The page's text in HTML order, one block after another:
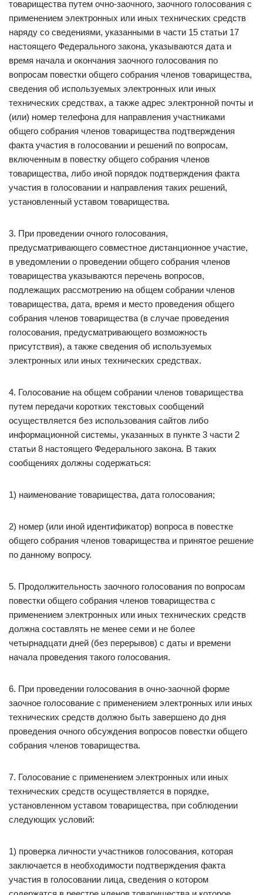
товарищества путем очно-заочного, заочного голосования с
применением электронных или иных технических средств
наряду со сведениями, указанными в части 15 статьи 17
настоящего Федерального закона, указываются дата и
время начала и окончания заочного голосования по
вопросам повестки общего собрания членов товарищества,
сведения об используемых электронных или иных
технических средствах, а также адрес электронной почты и
(или) номер телефона для направления участниками
общего собрания членов товарищества подтверждения
факта участия в голосовании и решений по вопросам,
включенным в повестку общего собрания членов
товарищества, либо иной порядок подтверждения факта
участия в голосовании и направления таких решений,
установленный уставом товарищества.
3. При проведении очного голосования,
предусматривающего совместное дистанционное участие,
в уведомлении о проведении общего собрания членов
товарищества указываются перечень вопросов,
подлежащих рассмотрению на общем собрании членов
товарищества, дата, время и место проведения общего
собрания членов товарищества (в случае проведения
голосования, предусматривающего возможность
присутствия), а также сведения об используемых
электронных или иных технических средствах.
4. Голосование на общем собрании членов товарищества
путем передачи коротких текстовых сообщений
осуществляется без использования сайтов либо
информационной системы, указанных в пункте 3 части 2
статьи 8 настоящего Федерального закона. В таких
сообщениях должны содержаться:
1) наименование товарищества, дата голосования;
2) номер (или иной идентификатор) вопроса в повестке
общего собрания членов товарищества и принятое решение
по данному вопросу.
5. Продолжительность заочного голосования по вопросам
повестки общего собрания членов товарищества с
применением электронных или иных технических средств
должна составлять не менее семи и не более
четырнадцати дней (без перерывов) с даты и времени
начала проведения такого голосования.
6. При проведении голосования в очно-заочной форме
заочное голосование с применением электронных или иных
технических средств должно быть завершено до дня
проведения очного обсуждения вопросов повестки общего
собрания членов товарищества.
7. Голосование с применением электронных или иных
технических средств осуществляется в порядке,
установленном уставом товарищества, при соблюдении
следующих условий:
1) проверка личности участников голосования, которая
заключается в необходимости подтверждения факта
участия в голосовании лица, сведения о котором